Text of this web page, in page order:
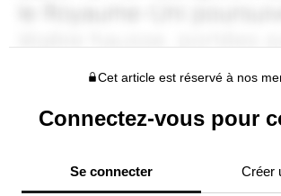
Cet article est réservé à nos
Connectez-vous pour
Se connecter Créer